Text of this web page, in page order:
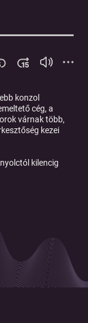
konzol
cég, a
várnak több,
kezei
kilencig